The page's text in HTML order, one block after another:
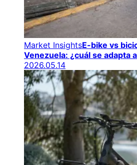
Market InsightsE-bike vs
Venezuela: ¿cuál se adapta
2026.05.14